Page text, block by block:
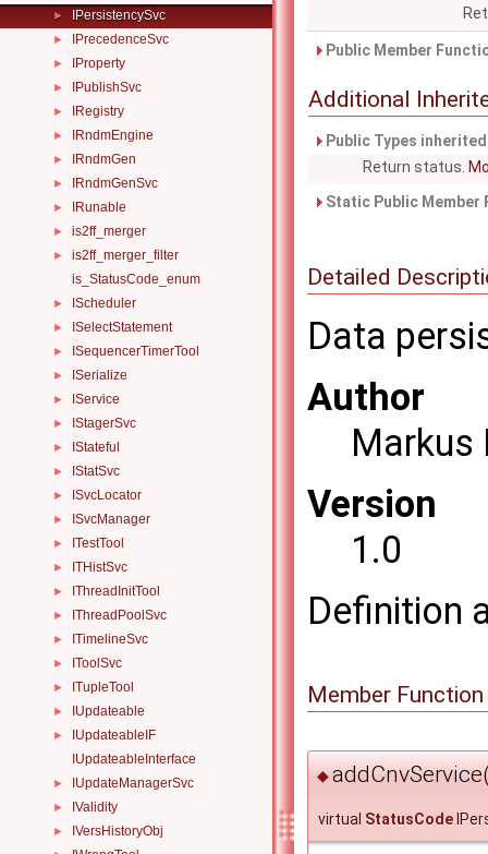
► IPersistencySvc
► IPrecedenceSvc
► IProperty
► IPublishSvc
► IRegistry
► IRndmEngine
► IRndmGen
► IRndmGenSvc
► IRunable
► is2ff_merger
►
is2ff_merger_filter
is_StatusCode_enum
► IScheduler
► ISelectStatement
► ISequencerTimerTool
► ISerialize
► IService
► IStagerSvc
► IStateful
► IStatSvc
► ISvcLocator
► ISvcManager
► ITestTool
► ITHistSvc
► IThreadInitTool
► IThreadPoolSvc
► ITimelineSvc
► IToolSvc
► ITupleTool
► IUpdateable
►
IUpdateableIF
IUpdateableInterface
► IUpdateManagerSvc
► IValidity
► IVersHistoryObj
Public Member
Additional
Public Types
Return status.
Static Public
Detailed
Data
Author
Markus
Version
1.0
Definition
Member
◆
virtual StatusCode